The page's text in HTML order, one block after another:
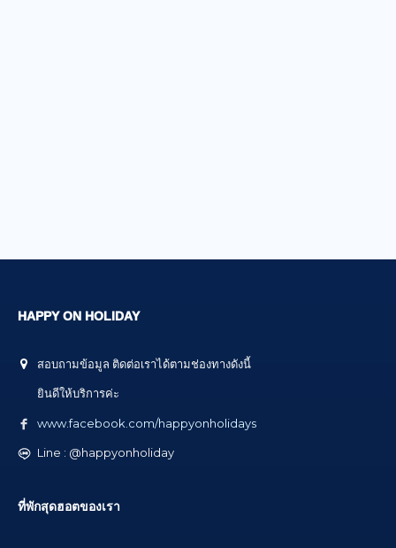
HAPPY ON HOLIDAY
สอบถามข้อมูล ติดต่อเราได้ตามช่องทางดังนี้
ยินดีให้บริการค่ะ
www.facebook.com/happyonholidays
Line : @happyonholiday
ที่พักสุดฮอตของเรา